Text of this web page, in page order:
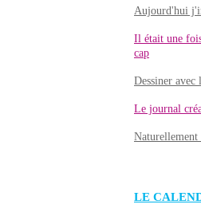
Aujourd'hui
Il était une
cap
Dessiner avec
Le journal
LE